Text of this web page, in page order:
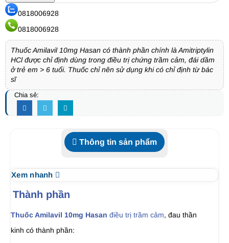
0818006928
0818006928
Thuốc Amilavil 10mg Hasan có thành phần chính là Amitriptylin
HCl được chỉ định dùng trong điều trị chứng trầm cảm, đái dầm
ở trẻ em > 6 tuổi. Thuốc chỉ nên sử dụng khi có chỉ định từ bác
sĩ
Chia sẻ:
Thông tin sản phẩm
Xem nhanh
Thành phần
Thuốc Amilavil 10mg Hasan điều trị trầm cảm, đau thần
kinh có thành phần: